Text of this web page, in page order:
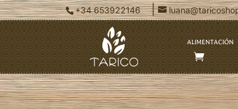
+34 653922146 |
ALIMENTACIÓN